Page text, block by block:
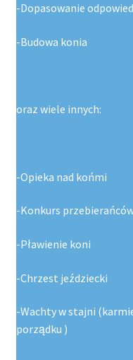
-Dopasowanie
-Budowa konia
oraz wiele innych:
-Opieka nad końmi
-Konkurs
-Pławienie koni
-Chrzest jeździecki
-Wachty w stajni
porządku )